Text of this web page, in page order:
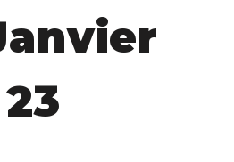
23